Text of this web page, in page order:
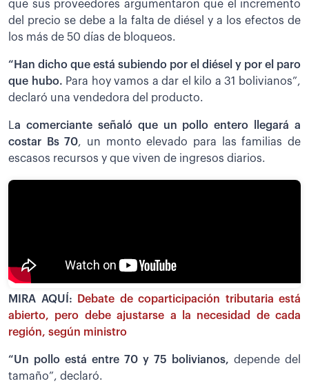
que sus proveedores argumentaron que el incremento
del precio se debe a la falta de diésel y a los efectos de
los más de 50 días de bloqueos.
“Han dicho que está subiendo por el diésel y por el paro
que hubo. Para hoy vamos a dar el kilo a 31 bolivianos”,
declaró una vendedora del producto.
La comerciante señaló que un pollo entero llegará a
costar Bs 70, un monto elevado para las familias de
escasos recursos y que viven de ingresos diarios.
MIRA AQUÍ:
Debate de coparticipación tributaria está
abierto, pero debe ajustarse a la necesidad de cada
región, según ministro
“Un pollo está entre 70 y 75 bolivianos, depende del
tamaño”, declaró.